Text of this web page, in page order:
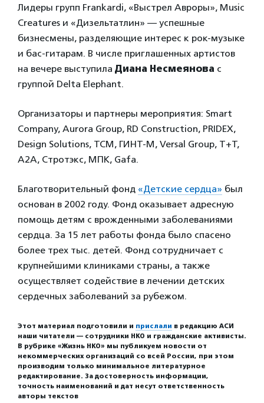
Лидеры групп Frankardi, «Выстрел Авроры», Music
Creatures и «Дизельтатлин» — успешные
бизнесмены, разделяющие интерес к рок-музыке
и бас-гитарам. В числе приглашенных артистов
на вечере выступила Диана Несмеянова с
группой Delta Elephant.
Организаторы и партнеры мероприятия: Smart
Company, Aurora Group, RD Construction, PRIDEX,
Design Solutions, ТСМ, ГИНТ-М, Versal Group, T+T,
A2A, Стротэкс, МПК, Gafa.
Благотворительный фонд «Детские сердца» был
основан в 2002 году. Фонд оказывает адресную
помощь детям с врожденными заболеваниями
сердца. За 15 лет работы фонда было спасено
более трех тыс. детей. Фонд сотрудничает с
крупнейшими клиниками страны, а также
осуществляет содействие в лечении детских
сердечных заболеваний за рубежом.
Этот материал подготовили и прислали в редакцию АСИ
наши читатели — сотрудники НКО и гражданские активисты.
В рубрике «Жизнь НКО» мы публикуем новости от
некоммерческих организаций со всей России, при этом
производим только минимальное литературное
редактирование. За достоверность информации,
точность наименований и дат несут ответственность
авторы текстов